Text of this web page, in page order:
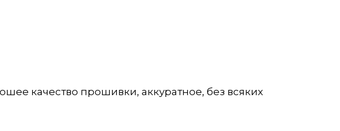
качество прошивки, аккуратное, без всяких